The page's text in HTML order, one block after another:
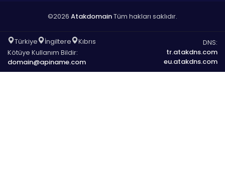
©2026 AtakdomainTüm hakları saklıdır.
Türkiye İngiltere
Kıbrıs
Kötüye Kullanım Bildir:
domain@apiname.com
DNS:
tr.atakdns.com
eu.atakdns.com